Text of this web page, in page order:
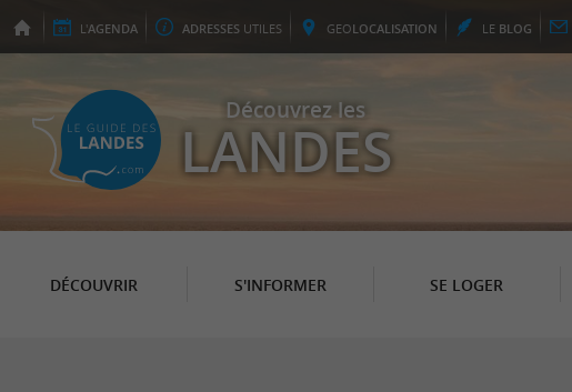
L'AGENDA ADRESSES UTILES GEOLOCALISATION LE BLOG
Découvrez les
LANDES
DÉCOUVRIR S'INFORMER SE LOGER